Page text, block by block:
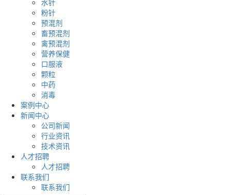
水针
粉针
预混剂
畜预混剂
禽预混剂
营养保健
口服液
颗粒
中药
消毒
案例中心
新闻中心
公司新闻
行业资讯
技术资讯
人才招聘
人才招聘
联系我们
联系我们